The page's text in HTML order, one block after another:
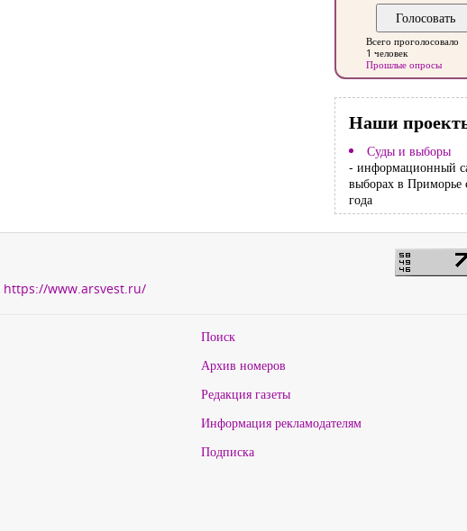
Всего проголосовало
1 человек
Прошлые опросы
Наши
Суды и выборы
- информационный
выборах в Приморье
года
https://www.arsvest.ru/
Поиск
Архив номеров
Редакция газеты
Информация рекламодателям
Подписка